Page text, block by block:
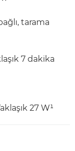
tarama
7 dakika
27 W¹